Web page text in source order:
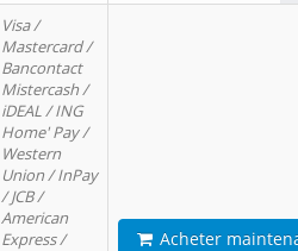
Visa /
Mastercard /
Bancontact
Mistercash /
iDEAL / ING
Home' Pay /
Western
Union / InPay
/ JCB /
American
Express /
Acheter